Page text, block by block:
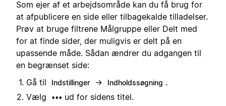
Som ejer af et arbejdsområde kan du få brug for
at afpublicere en side eller tilbagekalde tilladelser.
Prøv at bruge filtrene Målgruppe eller Delt med
for at finde sider, der muligvis er delt på en
upassende måde. Sådan ændrer du adgangen til
en begrænset side:
Gå til
Indstillinger → Indholdssøgning .
Vælg
••• ud for sidens titel.